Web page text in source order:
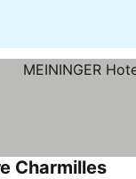
Charmilles